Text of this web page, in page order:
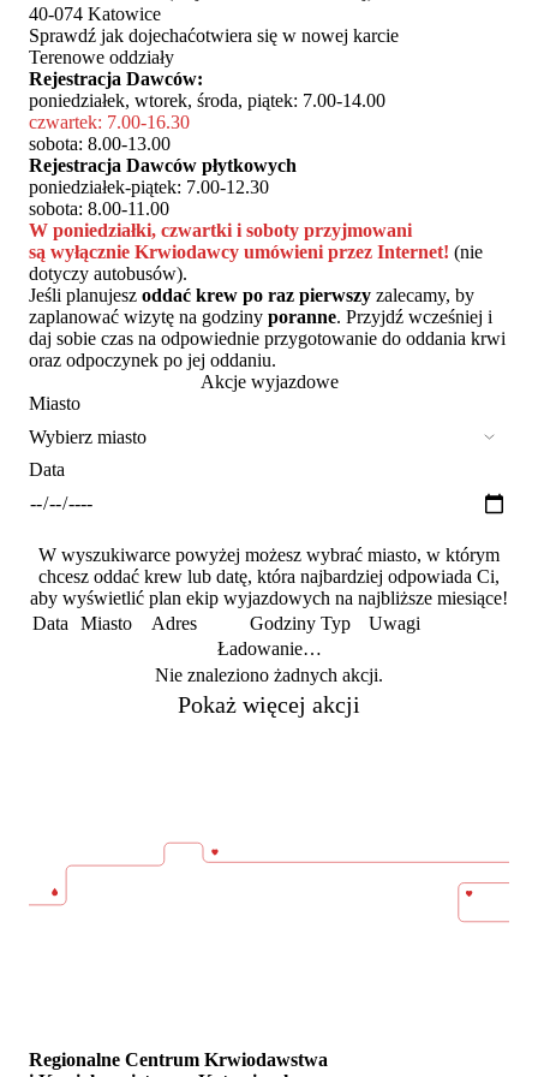
40-074 Katowice
Sprawdź jak dojechaćotwiera się w nowej karcie
Terenowe oddziały
Rejestracja Dawców:
poniedziałek, wtorek, środa, piątek: 7.00-14.00
czwartek: 7.00-16.30
sobota: 8.00-13.00
Rejestracja Dawców płytkowych
poniedziałek-piątek: 7.00-12.30
sobota: 8.00-11.00
W poniedziałki, czwartki i soboty przyjmowani
są wyłącznie Krwiodawcy umówieni przez Internet! (nie
dotyczy autobusów).
Jeśli planujesz oddać krew po raz pierwszy zalecamy, by
zaplanować wizytę na godziny poranne. Przyjdź wcześniej i
daj sobie czas na odpowiednie przygotowanie do oddania krwi
oraz odpoczynek po jej oddaniu.
Akcje wyjazdowe
Miasto
Data
W wyszukiwarce powyżej możesz wybrać miasto, w którym
chcesz oddać krew lub datę, która najbardziej odpowiada Ci,
aby wyświetlić plan ekip wyjazdowych na najbliższe miesiące!
Data Miasto Adres Godziny Typ
Uwagi
Ładowanie…
Nie znaleziono żadnych akcji.
Pokaż więcej akcji
Regionalne Centrum Krwiodawstwa